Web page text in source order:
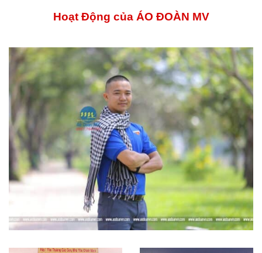
Hoạt Động của ÁO ĐOÀN MV